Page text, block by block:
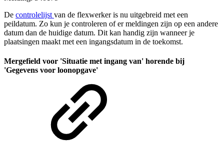
De controlelijst van de flexwerker is nu uitgebreid met een
peildatum. Zo kun je controleren of er meldingen zijn op een andere
datum dan de huidige datum. Dit kan handig zijn wanneer je
plaatsingen maakt met een ingangsdatum in de toekomst.
Mergefield voor 'Situatie met ingang van' horende bij
'Gegevens voor loonopgave'